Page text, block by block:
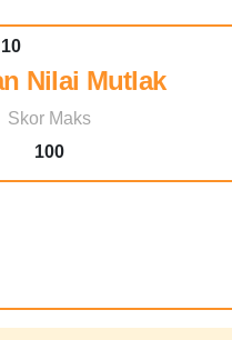
Nilai Mutlak
Skor Maks
100